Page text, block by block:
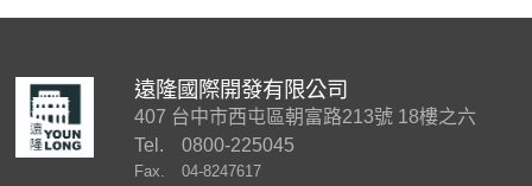
遠隆國際開發有限公司
407 台中市西屯區朝富路213號 18樓之六
Tel.
0800-225045
Fax. 04-8247617